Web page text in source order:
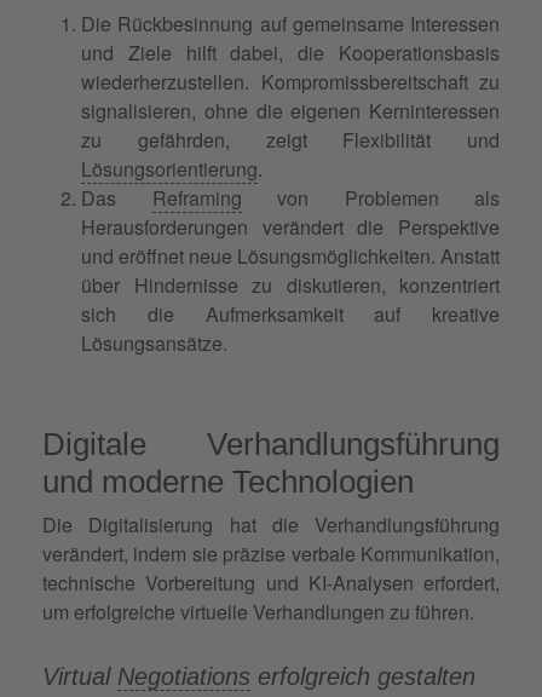
Die Rückbesinnung auf gemeinsame Interessen
und Ziele hilft dabei, die Kooperationsbasis
wiederherzustellen. Kompromissbereitschaft zu
signalisieren, ohne die eigenen Kerninteressen
zu gefährden, zeigt Flexibilität und
Lösungsorientierung.
Das Reframing von Problemen als
Herausforderungen verändert die Perspektive
und eröffnet neue Lösungsmöglichkeiten. Anstatt
über Hindernisse zu diskutieren, konzentriert
sich die Aufmerksamkeit auf kreative
Lösungsansätze.
Digitale Verhandlungsführung
und moderne Technologien
Die Digitalisierung hat die Verhandlungsführung
verändert, indem sie präzise verbale Kommunikation,
technische Vorbereitung und KI-Analysen erfordert,
um erfolgreiche virtuelle Verhandlungen zu führen.
Virtual Negotiations erfolgreich gestalten